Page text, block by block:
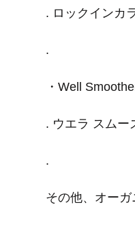
. ロックインカ
.
・Well
. ウエラ スムー
.
その他、オーガ